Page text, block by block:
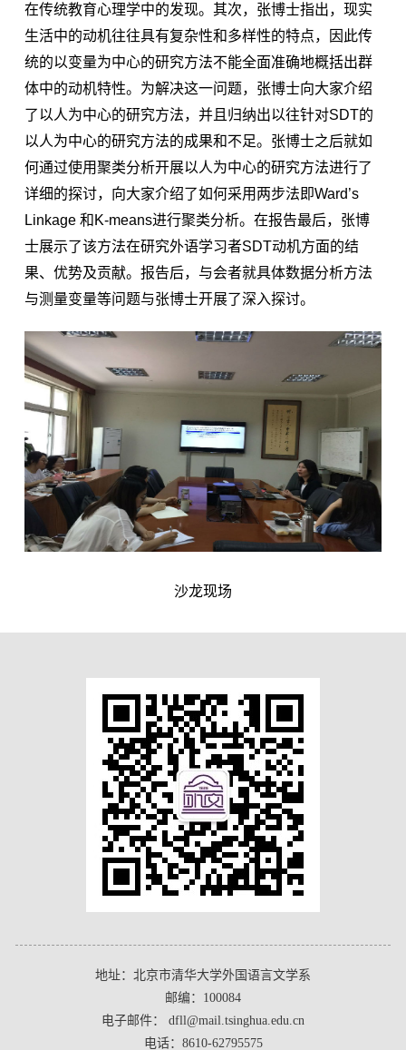
在传统教育心理学中的发现。其次，张博士指出，现实
生活中的动机往往具有复杂性和多样性的特点，因此传
统的以变量为中心的研究方法不能全面准确地概括出群
体中的动机特性。为解决这一问题，张博士向大家介绍
了以人为中心的研究方法，并且归纳出以往针对SDT的
以人为中心的研究方法的成果和不足。张博士之后就如
何通过使用聚类分析开展以人为中心的研究方法进行了
详细的探讨，向大家介绍了如何采用两步法即Ward’s
Linkage 和K-means进行聚类分析。在报告最后，张博
士展示了该方法在研究外语学习者SDT动机方面的结
果、优势及贡献。报告后，与会者就具体数据分析方法
与测量变量等问题与张博士开展了深入探讨。
沙龙现场
地址：北京市清华大学外国语言文学系
邮编：100084
电子邮件： dfll@mail.tsinghua.edu.cn
电话：8610-62795575